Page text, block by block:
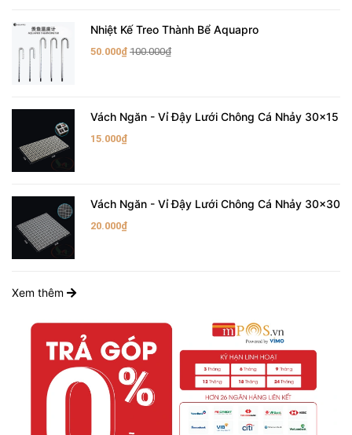
Nhiệt Kế Treo Thành Bể Aquapro
50.000₫ 100.000₫
Vách Ngăn - Vỉ Đậy Lưới Chông Cá Nhảy 30x15
15.000₫
Vách Ngăn - Vỉ Đậy Lưới Chông Cá Nhảy 30x30
20.000₫
Xem thêm